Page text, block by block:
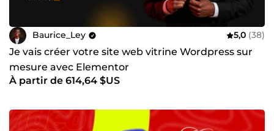
Baurice_Ley 5,0 (38)
Je vais créer votre site web vitrine Wordpress sur
mesure avec Elementor
À partir de 614,64 $US